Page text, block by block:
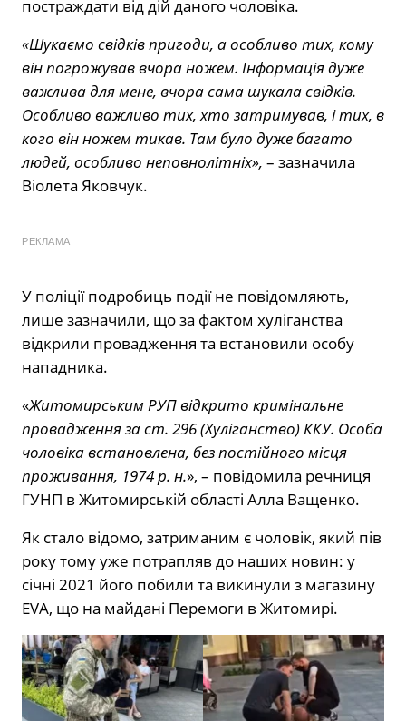
постраждати від дій даного чоловіка.
«Шукаємо свідків пригоди, а особливо тих, кому
він погрожував вчора ножем. Інформація дуже
важлива для мене, вчора сама шукала свідків.
Особливо важливо тих, хто затримував, і тих, в
кого він ножем тикав. Там було дуже багато
людей, особливо неповнолітніх», – зазначила
Віолета Яковчук.
РЕКЛАМА
У поліції подробиць події не повідомляють,
лише зазначили, що за фактом хуліганства
відкрили провадження та встановили особу
нападника.
«Житомирським РУП відкрито кримінальне
провадження за ст. 296 (Хуліганство) ККУ. Особа
чоловіка встановлена, без постійного місця
проживання, 1974 р. н.», – повідомила речниця
ГУНП в Житомирській області Алла Ващенко.
Як стало відомо, затриманим є чоловік, який пів
року тому уже потрапляв до наших новин: у
січні 2021 його побили та викинули з магазину
EVA, що на майдані Перемоги в Житомирі.